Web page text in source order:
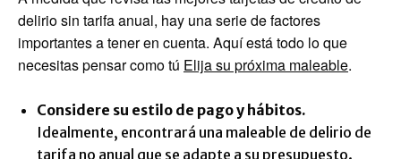
delirio sin tarifa anual, hay una serie de factores
importantes a tener en cuenta. Aquí está todo lo que
necesitas pensar como tú Elija su próxima maleable.
Considere su estilo de pago y hábitos.
Idealmente, encontrará una maleable de delirio de
tarifa no anual que se adapte a su presupuesto.